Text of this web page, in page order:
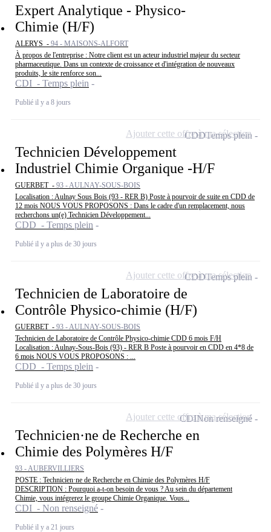
Expert Analytique - Physico-
Chimie (H/F)
ALERYS - 94 - MAISONS-ALFORT
À propos de l'entreprise : Notre client est un acteur industriel majeur du secteur
pharmaceutique. Dans un contexte de croissance et d'intégration de nouveaux
produits, le site renforce son...
CDI - Temps plein
Publié il y a 8 jours
Technicien Développement
Industriel Chimie Organique -H/F
GUERBET - 93 - AULNAY-SOUS-BOIS
Localisation : Aulnay Sous Bois (93 - RER B) Poste à pourvoir de suite en CDD de
12 mois NOUS VOUS PROPOSONS : Dans le cadre d'un remplacement, nous
recherchons un(e) Technicien Développement...
CDD - Temps plein
Publié il y a plus de 30 jours
CDDTemps plein
Ajouter cette offre à ma sélection
Technicien de Laboratoire de
Contrôle Physico-chimie (H/F)
GUERBET - 93 - AULNAY-SOUS-BOIS
Technicien de Laboratoire de Contrôle Physico-chimie CDD 6 mois F/H
Localisation : Aulnay-Sous-Bois (93) - RER B Poste à pourvoir en CDD en 4*8 de
6 mois NOUS VOUS PROPOSONS : ...
CDD - Temps plein
Publié il y a plus de 30 jours
CDDTemps plein
Ajouter cette offre à ma sélection
Technicien·ne de Recherche en
Chimie des Polymères H/F
93 - AUBERVILLIERS
POSTE : Technicien·ne de Recherche en Chimie des Polymères H/F
DESCRIPTION : Pourquoi a-t-on besoin de vous ? Au sein du département
Chimie, vous intégrerez le groupe Chimie Organique. Vous...
CDI - Non renseigné
Publié il y a 21 jours
CDINon renseigné
Ajouter cette offre à ma sélection